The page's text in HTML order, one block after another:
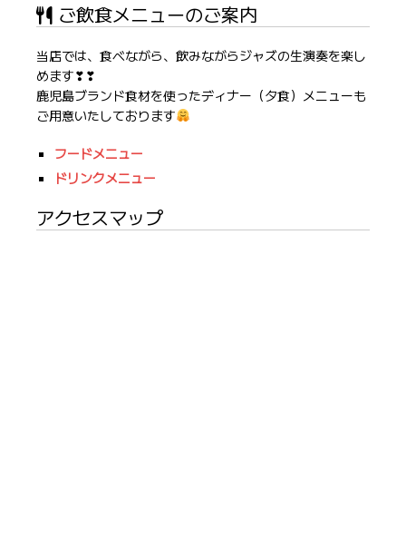
ご飲食メニューのご案内
当店では、食べながら、飲みながらジャズの生演奏を楽し
めます❣❣
鹿児島ブランド食材を使ったディナー（夕食）メニューも
ご用意いたしております
フードメニュー
ドリンクメニュー
アクセスマップ